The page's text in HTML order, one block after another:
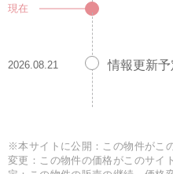
現在
2026.08.21 情報更新予
※本サイトに公開：この物件がこ
変更：この物件の価格がこのサ